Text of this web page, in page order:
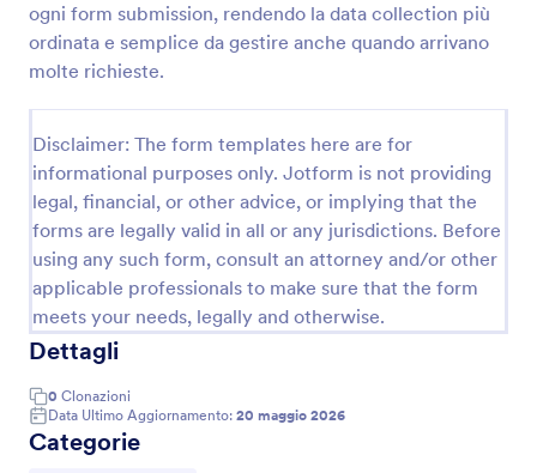
ogni form submission, rendendo la data collection più
ordinata e semplice da gestire anche quando arrivano
molte richieste.
Disclaimer: The form templates here are for
informational purposes only. Jotform is not providing
legal, financial, or other advice, or implying that the
forms are legally valid in all or any jurisdictions. Before
using any such form, consult an attorney and/or other
applicable professionals to make sure that the form
meets your needs, legally and otherwise.
Dettagli
0 Clonazioni
Data Ultimo Aggiornamento: 20 maggio 2026
Categorie
Con questo modulo di prenotazione del servizio
fotografico i tuoi clienti possono fornire le loro
informazioni di contatto, dire quante persone
devono essere incluse, selezionare la data e l'ora del
servizio fotografico, selezionare un luogo e il tipo di
un accordo sul copyright, nonché un'opzione di
pagamento del deposito. Il modello consente di
raccogliere informazioni sulla prenotazione e sul
pagamento in modo sicuro.
Moduli Fotografia
Usa Template
Anteprima